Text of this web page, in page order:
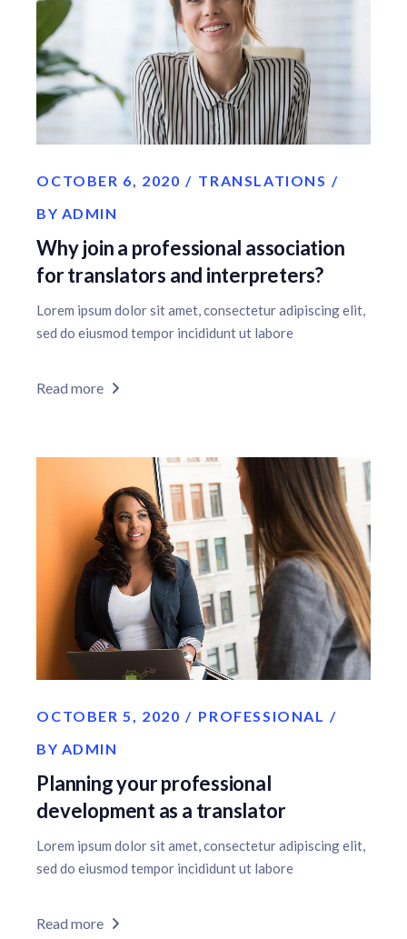
OCTOBER 6, 2020
TRANSLATIONS
BY ADMIN
Why join a professional association
for translators and interpreters?
Lorem ipsum dolor sit amet, consectetur adipiscing elit,
sed do eiusmod tempor incididunt ut labore
Read more
OCTOBER 5, 2020
PROFESSIONAL
BY ADMIN
Planning your professional
development as a translator
Lorem ipsum dolor sit amet, consectetur adipiscing elit,
sed do eiusmod tempor incididunt ut labore
Read more